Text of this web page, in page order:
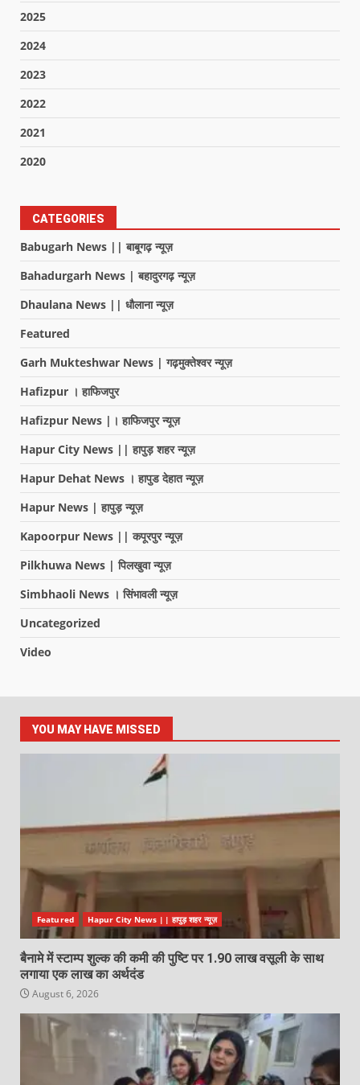
2025
2024
2023
2022
2021
2020
CATEGORIES
Babugarh News || बाबूगढ़ न्यूज़
Bahadurgarh News | बहादुरगढ़ न्यूज़
Dhaulana News || धौलाना न्यूज़
Featured
Garh Mukteshwar News | गढ़मुक्तेश्वर न्यूज़
Hafizpur । हाफिजपुर
Hafizpur News |। हाफिजपुर न्यूज़
Hapur City News || हापुड़ शहर न्यूज़
Hapur Dehat News । हापुड देहात न्यूज़
Hapur News | हापुड़ न्यूज़
Kapoorpur News || कपूरपुर न्यूज़
Pilkhuwa News | पिलखुवा न्यूज़
Simbhaoli News । सिंभावली न्यूज़
Uncategorized
Video
YOU MAY HAVE MISSED
Featured Hapur City News || हापुड़ शहर न्यूज़
बैनामे में स्टाम्प शुल्क की कमी की पुष्टि पर 1.90 लाख वसूली के साथ
लगाया एक लाख का अर्थदंड
August 6, 2026